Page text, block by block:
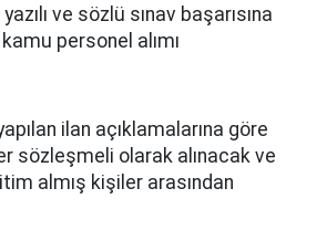
ve sözlü sınav başarısına
personel alımı
ilan açıklamalarına göre
sözleşmeli olarak alınacak ve
almış kişiler arasından